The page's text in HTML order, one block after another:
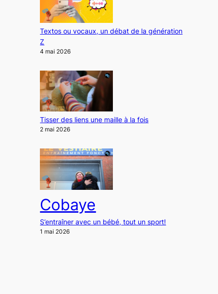
Textos ou vocaux, un débat de la génération
Z
4 mai 2026
Tisser des liens une maille à la fois
2 mai 2026
Cobaye
S’entraîner avec un bébé, tout un sport!
1 mai 2026